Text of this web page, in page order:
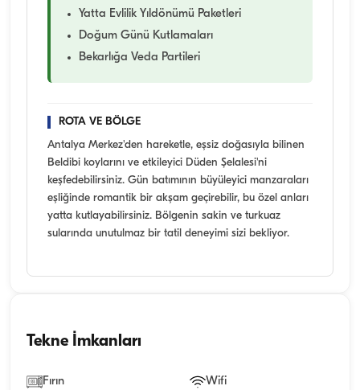
Yatta Evlilik Yıldönümü Paketleri
Doğum Günü Kutlamaları
Bekarlığa Veda Partileri
ROTA VE BÖLGE
Antalya Merkez'den hareketle, eşsiz doğasıyla bilinen
Beldibi koylarını ve etkileyici Düden Şelalesi'ni
keşfedebilirsiniz. Gün batımının büyüleyici manzaraları
eşliğinde romantik bir akşam geçirebilir, bu özel anları
yatta kutlayabilirsiniz. Bölgenin sakin ve turkuaz
sularında unutulmaz bir tatil deneyimi sizi bekliyor.
Tekne İmkanları
Fırın Wifi